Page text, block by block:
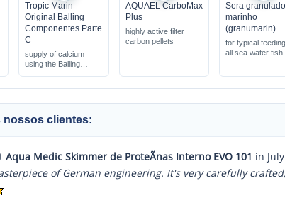
Tropic Marin
Original Balling
Componentes Parte
C
supply of calcium
using the Balling
AQUAEL CarboMax
Plus
highly active filter
carbon pellets
Sera granulado
marinho
(granumarin)
for typical
all sea water fish
nossos clientes:
Aqua Medic Skimmer de ProteÃ­nas Interno EVO 101 in
of German engineering. It's very carefully